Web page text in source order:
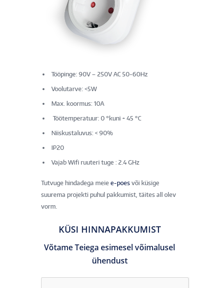
Tööpinge: 90V – 250V AC 50-60Hz
Voolutarve: <5W
Max. koormus: 10A
Töötemperatuur: 0 °kuni + 45 °C
Niiskustaluvus: < 90%
IP20
Vajab Wifi ruuteri tuge : 2.4 GHz
Tutvuge hindadega meie e-poes või küsige
suurema projekti puhul pakkumist, täites all olev
vorm.
KÜSI HINNAPAKKUMIST
Võtame Teiega esimesel võimalusel
ühendust